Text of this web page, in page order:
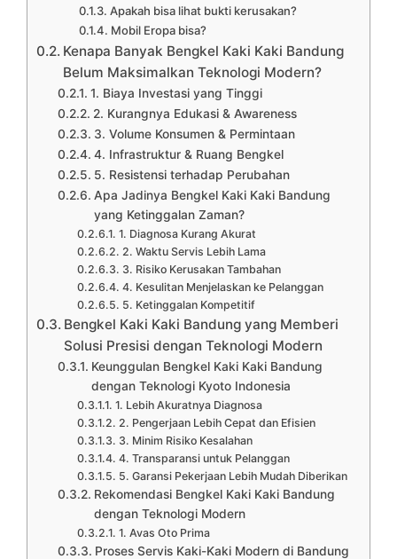
Apakah bisa lihat bukti kerusakan?
Mobil Eropa bisa?
Kenapa Banyak Bengkel Kaki Kaki Bandung
Belum Maksimalkan Teknologi Modern?
1. Biaya Investasi yang Tinggi
2. Kurangnya Edukasi & Awareness
3. Volume Konsumen & Permintaan
4. Infrastruktur & Ruang Bengkel
5. Resistensi terhadap Perubahan
Apa Jadinya Bengkel Kaki Kaki Bandung
yang Ketinggalan Zaman?
1. Diagnosa Kurang Akurat
2. Waktu Servis Lebih Lama
3. Risiko Kerusakan Tambahan
4. Kesulitan Menjelaskan ke Pelanggan
5. Ketinggalan Kompetitif
Bengkel Kaki Kaki Bandung yang Memberi
Solusi Presisi dengan Teknologi Modern
Keunggulan Bengkel Kaki Kaki Bandung
dengan Teknologi Kyoto Indonesia
1. Lebih Akuratnya Diagnosa
2. Pengerjaan Lebih Cepat dan Efisien
3. Minim Risiko Kesalahan
4. Transparansi untuk Pelanggan
5. Garansi Pekerjaan Lebih Mudah Diberikan
Rekomendasi Bengkel Kaki Kaki Bandung
dengan Teknologi Modern
1. Avas Oto Prima
Proses Servis Kaki-Kaki Modern di Bandung